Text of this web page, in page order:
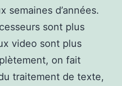
semaines d’années.
sont plus
video sont plus
on fait
traitement de texte,